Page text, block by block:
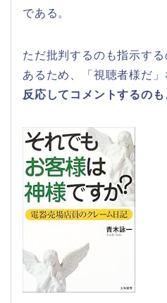
である。
ただ批判するのも指示す
あるため、「視聴者様だ」
反応してコメントするの